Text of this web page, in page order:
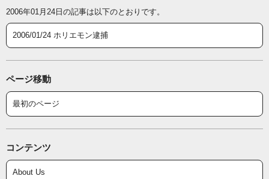
2006年01月24日の記事は以下のとおりです。
2006/01/24 ホリエモン逮捕
ページ移動
最初のページ
コンテンツ
About Us